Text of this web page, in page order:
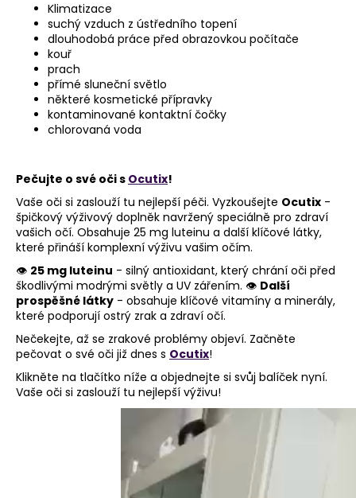
Klimatizace
suchý vzduch z ústředního topení
dlouhodobá práce před obrazovkou počítače
kouř
prach
přímé sluneční světlo
některé kosmetické přípravky
kontaminované kontaktní čočky
chlorovaná voda
Pečujte o své oči s Ocutix!
Vaše oči si zaslouží tu nejlepší péči. Vyzkoušejte Ocutix -
špičkový výživový doplněk navržený speciálně pro zdraví
vašich očí. Obsahuje 25 mg luteinu a další klíčové látky,
které přináší komplexní výživu vašim očím.
👁️ 25 mg luteinu - silný antioxidant, který chrání oči před
škodlivými modrými světly a UV zářením. 👁️ Další
prospěšné látky - obsahuje klíčové vitamíny a minerály,
které podporují ostrý zrak a zdraví očí.
Nečekejte, až se zrakové problémy objeví. Začněte
pečovat o své oči již dnes s Ocutix!
Klikněte na tlačítko níže a objednejte si svůj balíček nyní.
Vaše oči si zaslouží tu nejlepší výživu!